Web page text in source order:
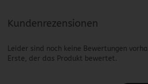
Kundenrezensionen
Leider sind noch keine Bewertungen
Erste, der das Produkt bewertet.